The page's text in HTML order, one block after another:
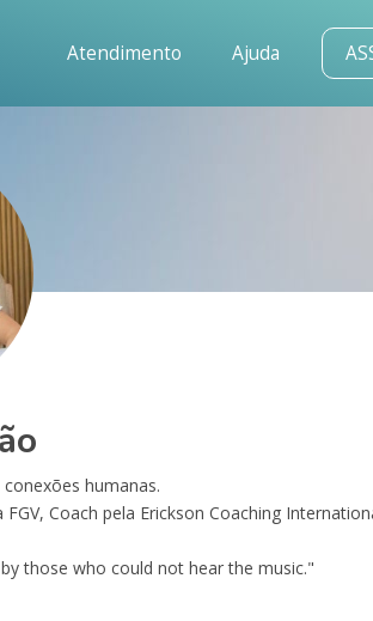
Atendimento Ajuda
humanas.
Coach pela Erickson Coaching
those who could not hear the music."